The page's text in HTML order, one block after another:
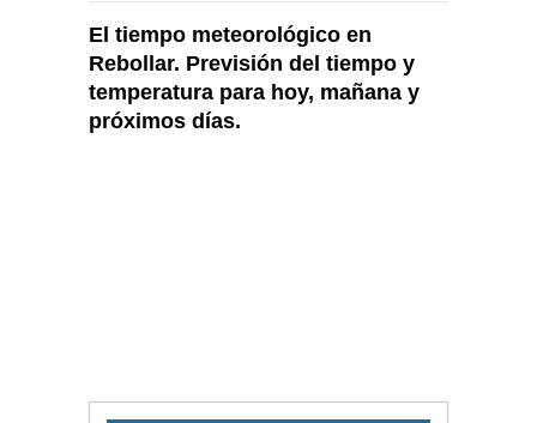
El tiempo meteorológico en
Rebollar. Previsión del tiempo y
temperatura para hoy, mañana y
próximos días.